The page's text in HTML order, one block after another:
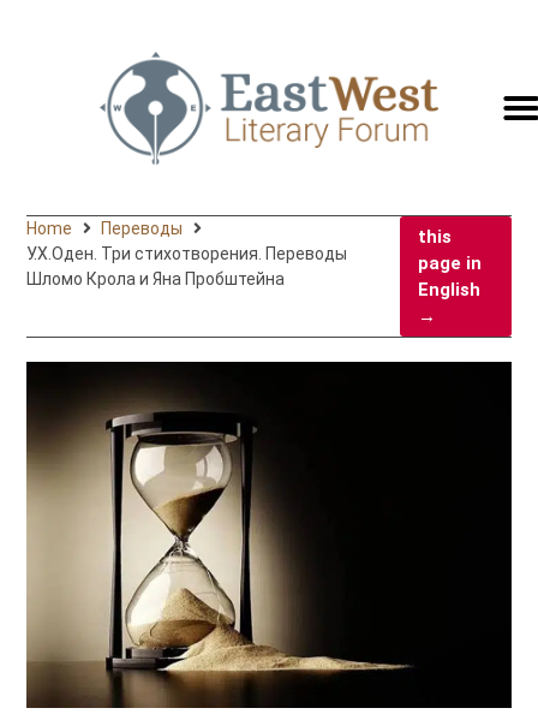
Home
Переводы
У.Х.Оден. Три стихотворения. Переводы
Шломо Крола и Яна Пробштейна
this
page in
English
→